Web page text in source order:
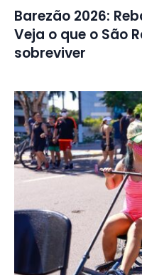
Barezão 2026:
Veja o que o São
sobreviver